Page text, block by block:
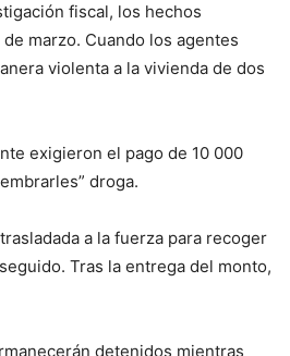
fiscal, los hechos
marzo. Cuando los agentes
violenta a la vivienda de dos
exigieron el pago de 10 000
droga.
a la fuerza para recoger
Tras la entrega del monto,
detenidos mientras